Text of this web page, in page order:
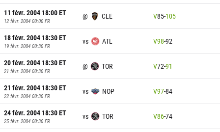
11 févr. 2004 18:00ET
12 févr. 2004 00:00 FR
@ CLE V85-105
18 févr. 2004 18:30ET
19 févr. 2004 00:30 FR
vs ATL V98-92
20 févr. 2004 18:30ET
21 févr. 2004 00:30 FR
@ TOR V72-91
21 févr. 2004 18:30ET
22 févr. 2004 00:30 FR
vs NOP V97-84
24 févr. 2004 18:30ET
25 févr. 2004 00:30 FR
vs TOR V86-74